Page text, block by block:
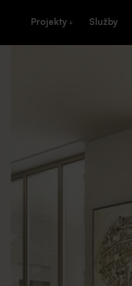
Projekty Služby